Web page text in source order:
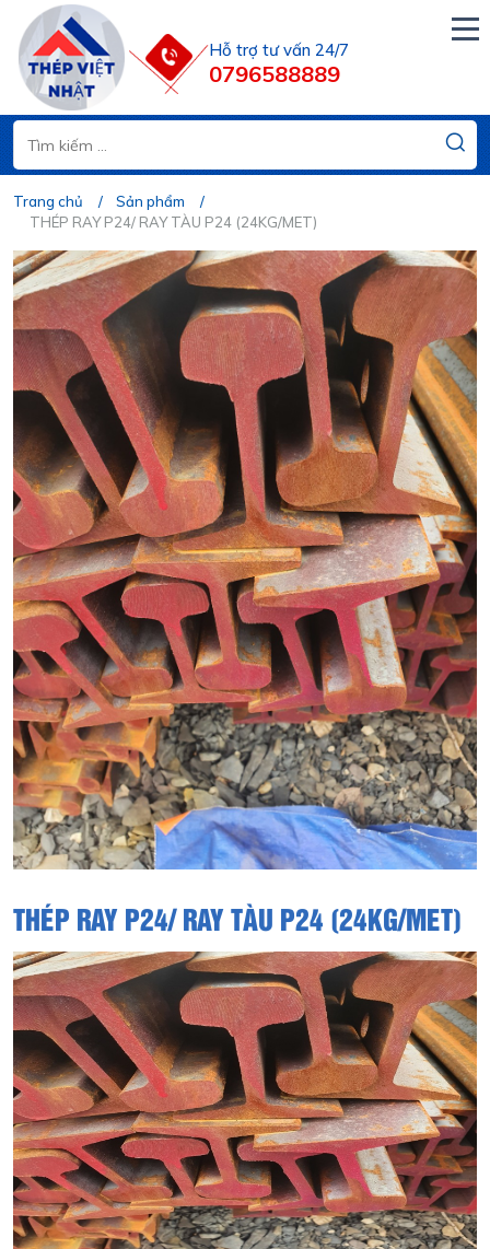
Hỗ trợ tư vấn 24/7
0796588889
Trang chủ
Sản phẩm
THÉP RAY P24/ RAY TÀU P24 (24KG/MET)
THÉP RAY P24/ RAY TÀU P24 (24KG/MET)